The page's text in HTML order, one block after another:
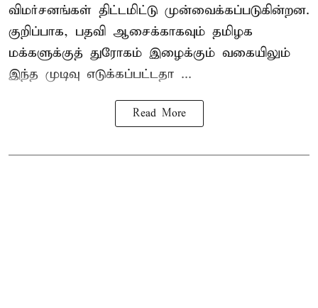
விமர்சனங்கள் திட்டமிட்டு முன்வைக்கப்படுகின்றன.
குறிப்பாக, பதவி ஆசைக்காகவும் தமிழக
மக்களுக்குத் துரோகம் இழைக்கும் வகையிலும்
இந்த முடிவு எடுக்கப்பட்டதா ...
Read More